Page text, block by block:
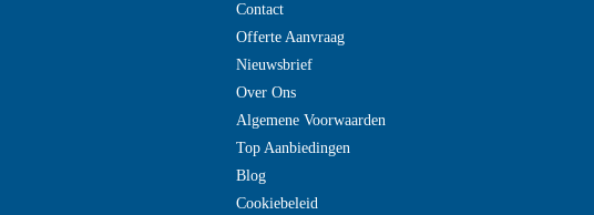
Contact
Offerte Aanvraag
Nieuwsbrief
Over Ons
Algemene Voorwaarden
Top Aanbiedingen
Blog
Cookiebeleid